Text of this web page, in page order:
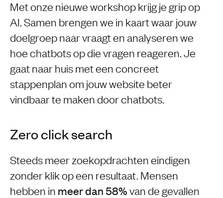
Met onze nieuwe workshop krijg je grip op
AI. Samen brengen we in kaart waar jouw
doelgroep naar vraagt en analyseren we
hoe chatbots op die vragen reageren. Je
gaat naar huis met een concreet
stappenplan om jouw website beter
vindbaar te maken door chatbots.
Zero click search
Steeds meer zoekopdrachten eindigen
zonder klik op een resultaat. Mensen
hebben in meer dan 58%van de gevallen